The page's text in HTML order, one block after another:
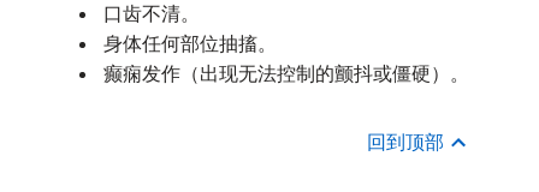
口齿不清。
身体任何部位抽搐。
癫痫发作（出现无法控制的颤抖或僵硬）。
回到顶部